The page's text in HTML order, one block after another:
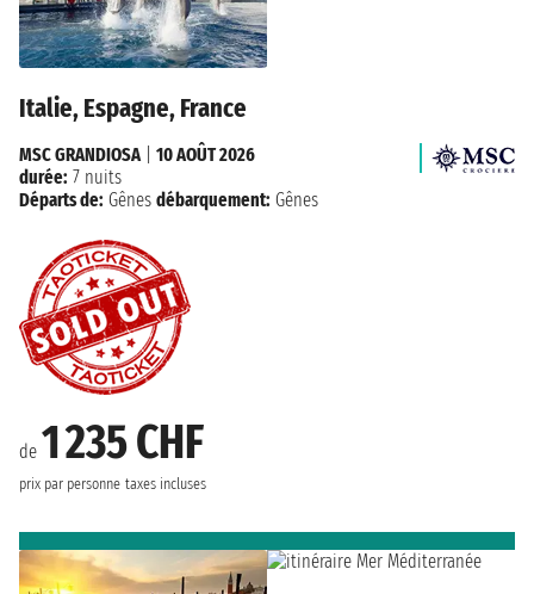
Italie, Espagne, France
de 1 235 CHF
prix par personne taxes incluses
MSC GRANDIOSA| 10 AOÛT 2026
durée: 7 nuits
Départs de: Gênes débarquement: Gênes